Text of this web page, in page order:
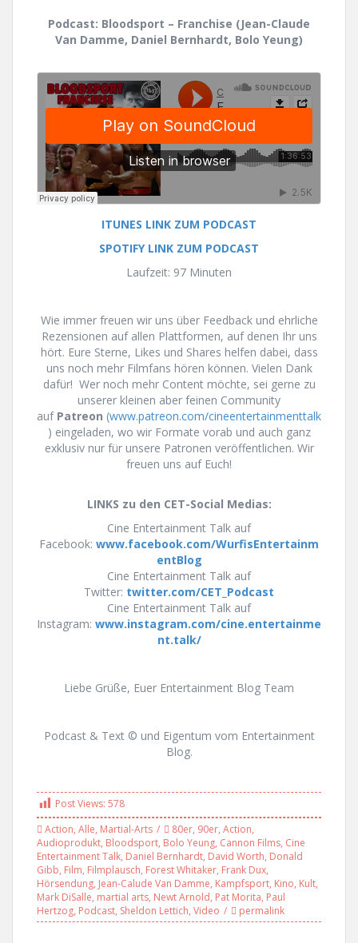
Podcast: Bloodsport – Franchise (Jean-Claude
Van Damme, Daniel Bernhardt, Bolo Yeung)
ITUNES LINK ZUM PODCAST
SPOTIFY LINK ZUM PODCAST
Laufzeit: 97 Minuten
Wie immer freuen wir uns über Feedback und ehrliche
Rezensionen auf allen Plattformen, auf denen Ihr uns
hört. Eure Sterne, Likes und Shares helfen dabei, dass
uns noch mehr Filmfans hören können. Vielen Dank
dafür! Wer noch mehr Content möchte, sei gerne zu
unserer kleinen aber feinen Community
auf Patreon (www.patreon.com/cineentertainmenttalk
) eingeladen, wo wir Formate vorab und auch ganz
exklusiv nur für unsere Patronen veröffentlichen. Wir
freuen uns auf Euch!
LINKS zu den CET-Social Medias:
Cine Entertainment Talk auf
Facebook: www.facebook.com/WurfisEntertainm
entBlog
Cine Entertainment Talk auf
Twitter: twitter.com/CET_Podcast
Cine Entertainment Talk auf
Instagram: www.instagram.com/cine.entertainme
nt.talk/
Liebe Grüße, Euer Entertainment Blog Team
Podcast & Text © und Eigentum vom Entertainment
Blog.
Post Views: 578
Action, Alle, Martial-Arts 80er, 90er, Action,
Audioprodukt, Bloodsport, Bolo Yeung, Cannon Films, Cine
Entertainment Talk, Daniel Bernhardt, David Worth, Donald
Gibb, Film, Filmplausch, Forest Whitaker, Frank Dux,
Hörsendung, Jean-Calude Van Damme, Kampfsport, Kino, Kult,
Mark DiSalle, martial arts, Newt Arnold, Pat Morita, Paul
Hertzog, Podcast, Sheldon Lettich, Video permalink